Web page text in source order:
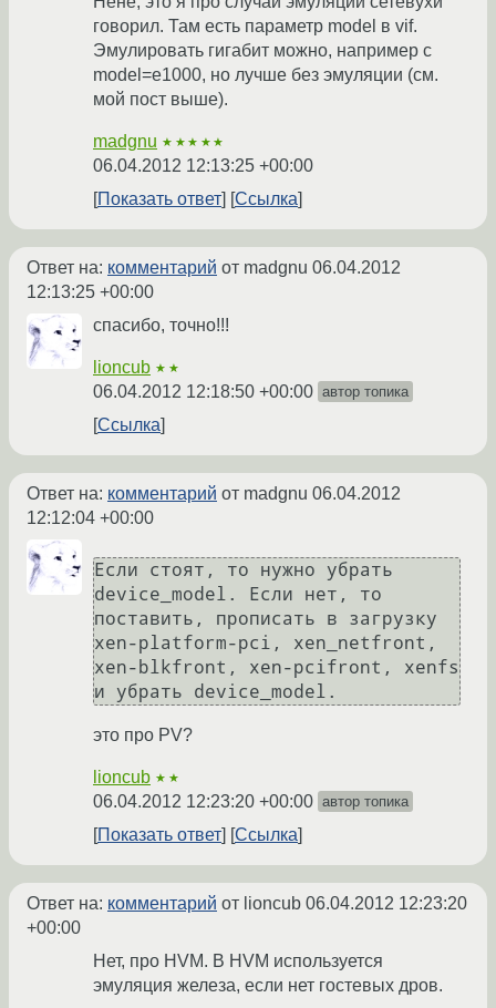
говорил. Там есть параметр model в vif.
Эмулировать гигабит можно, например с
model=e1000, но лучше без эмуляции (см.
мой пост выше).
madgnu ★★★★★
06.04.2012 12:13:25 +00:00
Показать ответ
Ссылка
Ответ на: комментарий от madgnu 06.04.2012
12:13:25 +00:00
спасибо, точно!!!
lioncub ★★
06.04.2012 12:18:50 +00:00 автор топика
Ссылка
Ответ на: комментарий от madgnu 06.04.2012
12:12:04 +00:00
Если стоят, то нужно убрать
device_model. Если нет, то
поставить, прописать в загрузку
xen-platform-pci, xen_netfront,
xen-blkfront, xen-pcifront, xenfs
и убрать device_model.
это про PV?
lioncub ★★
06.04.2012 12:23:20 +00:00 автор топика
Показать ответ Ссылка
Ответ на: комментарий от lioncub 06.04.2012 12:23:20
+00:00
Нет, про HVM. В HVM используется
эмуляция железа, если нет гостевых дров.